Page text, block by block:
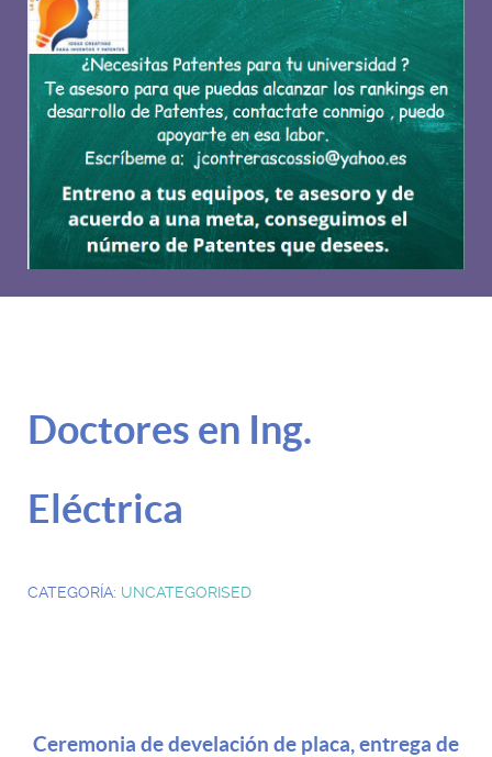
Doctores en Ing.
Eléctrica
CATEGORÍA: UNCATEGORISED
Ceremonia de develación de placa, entrega de